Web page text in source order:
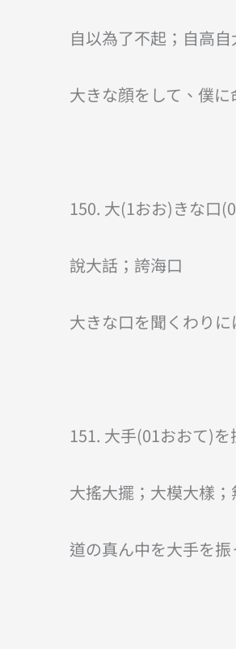
自以為了不起；自高
大きな顔をして、僕に
150. 大(1おお)きな口
說大話；誇海口
大きな口を聞くわり
151. 大手(01おおて)を
大搖大擺；大模大樣
道の真ん中を大手を